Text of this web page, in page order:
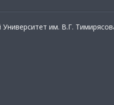
Университет им. В.Г.